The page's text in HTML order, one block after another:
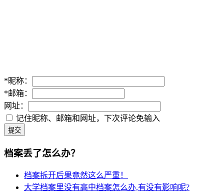
*昵称：
*邮箱：
网址：
记住昵称、邮箱和网址，下次评论免输入
提交
档案丢了怎么办？
档案拆开后果竟然这么严重！
大学档案里没有高中档案怎么办,有没有影响呢?